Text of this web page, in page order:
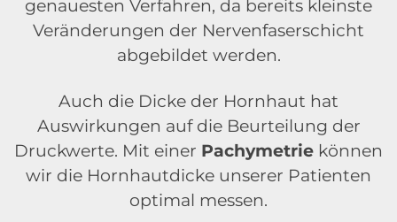
genauesten Verfahren, da bereits kleinste
Veränderungen der Nervenfaserschicht
abgebildet werden.
Auch die Dicke der Hornhaut hat
Auswirkungen auf die Beurteilung der
Druckwerte. Mit einer Pachymetrie können
wir die Hornhautdicke unserer Patienten
optimal messen.